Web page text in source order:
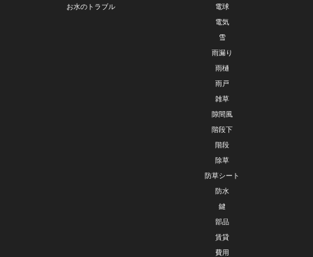
お水のトラブル
電球
電気
雪
雨漏り
雨樋
雨戸
雑草
隙間風
階段下
階段
除草
防草シート
防水
鍵
部品
賃貸
費用